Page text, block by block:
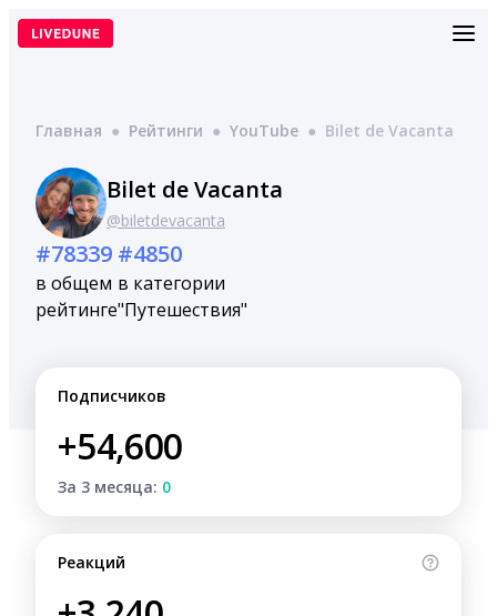
Перейти
Главная ● Рейтинги ● YouTube ● Bilet de Vacanta
Bilet de Vacanta
@biletdevacanta
#78339
в общем
рейтинге
#4850
в категории
"Путешествия"
Подписчиков
+54,600
За 3 месяца: 0
Реакций